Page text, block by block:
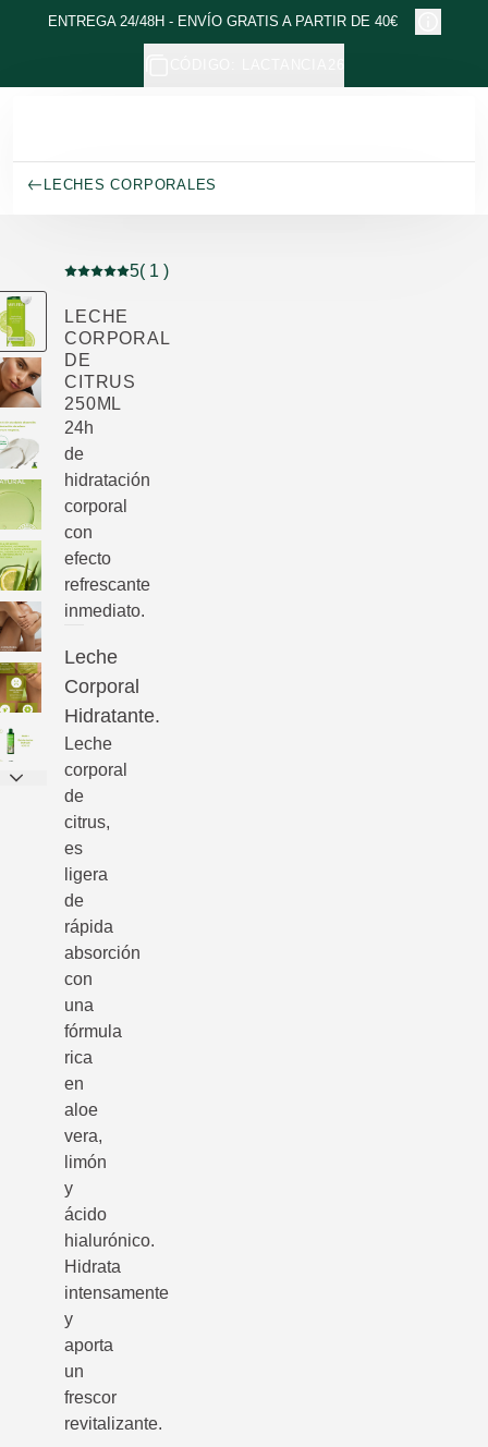
Ir al contenido principal
ENTREGA 24/48H - ENVÍO GRATIS A PARTIR DE 40€
LECHES CORPORALES
Puntuación: 5 / 5 estrellas 1 valoraciones de usuarios
5( 1 )
LECHE
CORPORAL
DE
CITRUS
250ML
24h
de
hidratación
corporal
con
efecto
refrescante
inmediato.
Leche
Corporal
Hidratante.
Leche
corporal
de
citrus,
es
ligera
de
rápida
absorción
con
una
fórmula
rica
en
aloe
vera,
limón
y
ácido
hialurónico.
Hidrata
intensamente
y
aporta
un
frescor
revitalizante.